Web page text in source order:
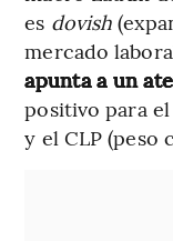
es dovish
mercado
apunta a un
positivo para el
y el CLP (peso